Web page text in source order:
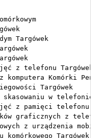
Targówek
z telefonu Targówek
komputera Komórki
Targówek
w telefonie
z pamięci telefonu
graficznych z
z urządzenia
Targówek